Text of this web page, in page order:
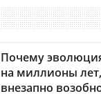
Почему
на миллионы
внезапно